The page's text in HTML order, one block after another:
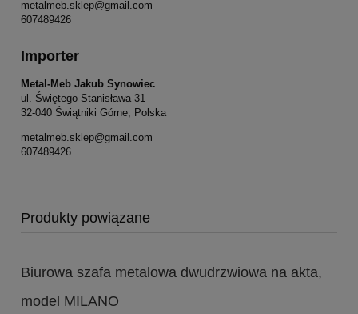
metalmeb.sklep@gmail.com
607489426
Importer
Metal-Meb Jakub Synowiec
ul. Świętego Stanisława 31
32-040 Świątniki Górne, Polska
metalmeb.sklep@gmail.com
607489426
Produkty powiązane
Biurowa szafa metalowa dwudrzwiowa na akta,
model MILANO